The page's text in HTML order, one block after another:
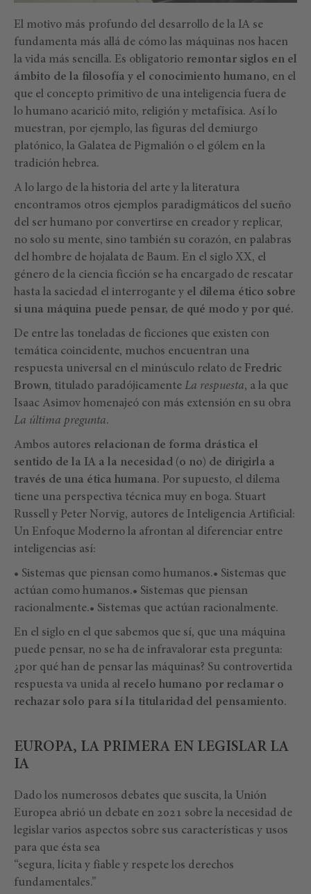
El motivo más profundo del desarrollo de la IA se
fundamenta más allá de cómo las máquinas nos hacen
la vida más sencilla. Es obligatorio remontar siglos en el
ámbito de la filosofía y el conocimiento humano, en el
que el concepto primitivo de una inteligencia fuera de
lo humano acarició mito, religión y metafísica. Así lo
muestran, por ejemplo, las figuras del demiurgo
platónico, la Galatea de Pigmalión o el gólem en la
tradición hebrea.
A lo largo de la historia del arte y la literatura
encontramos otros ejemplos paradigmáticos del sueño
del ser humano por convertirse en creador y replicar,
no solo su mente, sino también su corazón, en palabras
del hombre de hojalata de Baum. En el siglo XX, el
género de la ciencia ficción se ha encargado de rescatar
hasta la saciedad el interrogante y el dilema ético sobre
si una máquina puede pensar, de qué modo y por qué.
De entre las toneladas de ficciones que existen con
temática coincidente, muchos encuentran una
respuesta universal en el minúsculo relato de Fredric
Brown, titulado paradójicamente La respuesta, a la que
Isaac Asimov homenajeó con más extensión en su obra
La última pregunta.
Ambos autores relacionan de forma drástica el
sentido de la IA a la necesidad (o no) de dirigirla a
través de una ética humana. Por supuesto, el dilema
tiene una perspectiva técnica muy en boga. Stuart
Russell y Peter Norvig, autores de Inteligencia Artificial:
Un Enfoque Moderno la afrontan al diferenciar entre
inteligencias así:
• Sistemas que piensan como humanos.• Sistemas que
actúan como humanos.• Sistemas que piensan
racionalmente.• Sistemas que actúan racionalmente.
En el siglo en el que sabemos que sí, que una máquina
puede pensar, no se ha de infravalorar esta pregunta:
¿por qué han de pensar las máquinas? Su controvertida
respuesta va unida al recelo humano por reclamar o
rechazar solo para sí la titularidad del pensamiento.
EUROPA, LA PRIMERA EN LEGISLAR LA
IA
Dado los numerosos debates que suscita, la Unión
Europea abrió un debate en 2021 sobre la necesidad de
legislar varios aspectos sobre sus características y usos
para que ésta sea
“segura, lícita y fiable y respete los derechos
fundamentales.”